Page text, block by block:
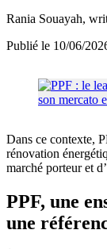
Rania Souayah,
Publié le 10/06/
Dans ce contexte,
rénovation
marché porteur et
PPF, une
une